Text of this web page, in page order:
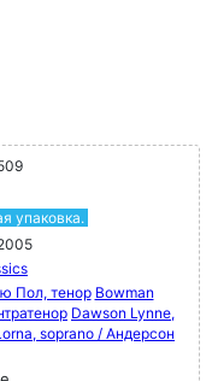
упаковка.
Пол, тенор Bowman
Dawson Lynne,
soprano / Андерсон